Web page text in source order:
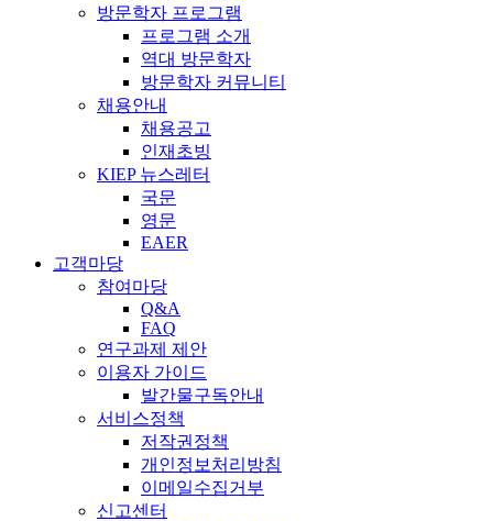
방문학자 프로그램
프로그램 소개
역대 방문학자
방문학자 커뮤니티
채용안내
채용공고
인재초빙
KIEP 뉴스레터
국문
영문
EAER
고객마당
참여마당
Q&A
FAQ
연구과제 제안
이용자 가이드
발간물구독안내
서비스정책
저작권정책
개인정보처리방침
이메일수집거부
신고센터